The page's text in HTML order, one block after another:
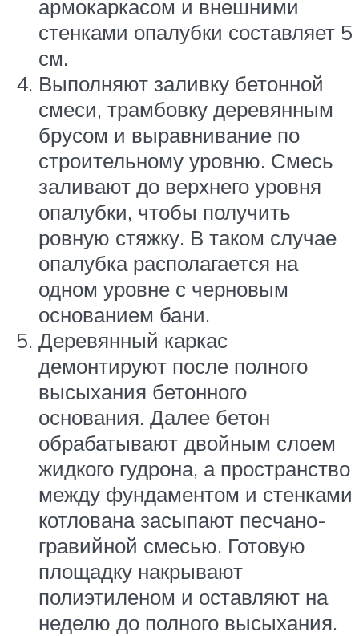
армокаркасом и внешними
стенками опалубки составляет 5
см.
Выполняют заливку бетонной
смеси, трамбовку деревянным
брусом и выравнивание по
строительному уровню. Смесь
заливают до верхнего уровня
опалубки, чтобы получить
ровную стяжку. В таком случае
опалубка располагается на
одном уровне с черновым
основанием бани.
Деревянный каркас
демонтируют после полного
высыхания бетонного
основания. Далее бетон
обрабатывают двойным слоем
жидкого гудрона, а пространство
между фундаментом и стенками
котлована засыпают песчано-
гравийной смесью. Готовую
площадку накрывают
полиэтиленом и оставляют на
неделю до полного высыхания.